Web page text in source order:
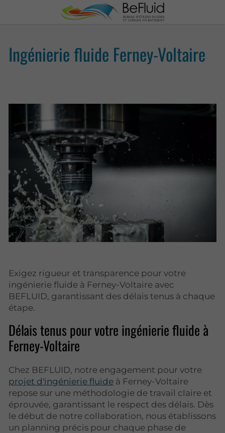
Ingénierie fluide Ferney-Voltaire
Exigez rigueur et transparence pour votre
ingénierie fluide à Ferney-Voltaire avec
BEFLUID, garantissant des délais tenus à chaque
étape.
Délais tenus pour votre ingénierie fluide à
Ferney-Voltaire
Chez BEFLUID, notre engagement pour votre
projet d'ingénierie fluide à Ferney-Voltaire
repose sur une méthodologie de travail claire et
éprouvée, garantissant le respect des délais. Dès
le début de notre collaboration, nous établissons
un planning précis pour chaque phase de